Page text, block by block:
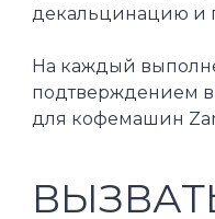
декальцинацию и
На каждый
подтверждением
для кофемашин